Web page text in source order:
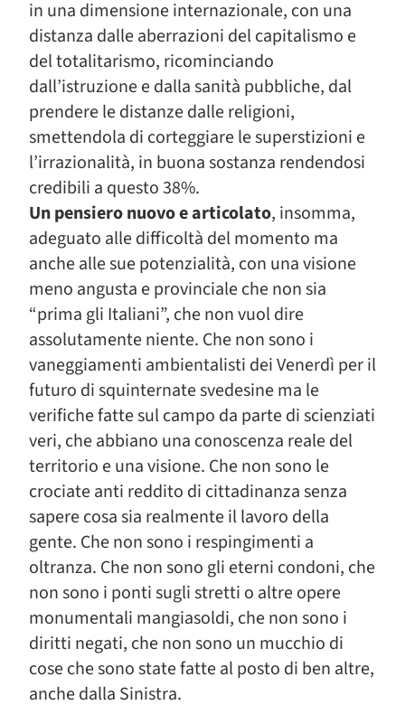
in una dimensione internazionale, con una
distanza dalle aberrazioni del capitalismo e
del totalitarismo, ricominciando
dall’istruzione e dalla sanità pubbliche, dal
prendere le distanze dalle religioni,
smettendola di corteggiare le superstizioni e
l’irrazionalità, in buona sostanza rendendosi
credibili a questo 38%.
Un pensiero nuovo e articolato, insomma,
adeguato alle difficoltà del momento ma
anche alle sue potenzialità, con una visione
meno angusta e provinciale che non sia
“prima gli Italiani”, che non vuol dire
assolutamente niente. Che non sono i
vaneggiamenti ambientalisti dei Venerdì per il
futuro di squinternate svedesine ma le
verifiche fatte sul campo da parte di scienziati
veri, che abbiano una conoscenza reale del
territorio e una visione. Che non sono le
crociate anti reddito di cittadinanza senza
sapere cosa sia realmente il lavoro della
gente. Che non sono i respingimenti a
oltranza. Che non sono gli eterni condoni, che
non sono i ponti sugli stretti o altre opere
monumentali mangiasoldi, che non sono i
diritti negati, che non sono un mucchio di
cose che sono state fatte al posto di ben altre,
anche dalla Sinistra.